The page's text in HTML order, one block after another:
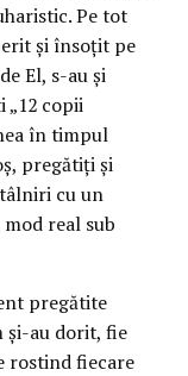
Pe tot
și însoțit pe
El, s-au și
„12 copii
în timpul
pregătiți și
cu un
real sub
pregătite
și-au dorit, fie
rostind fiecare